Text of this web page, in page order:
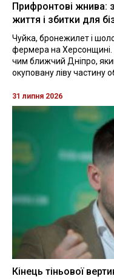
Прифронтові жнива:
життя і збитки для
Чуйка, бронежилет і
фермера на Херсонщині.
чим ближчий Дніпро,
окуповану ліву частину
31 липня 2026
Кінець тіньової